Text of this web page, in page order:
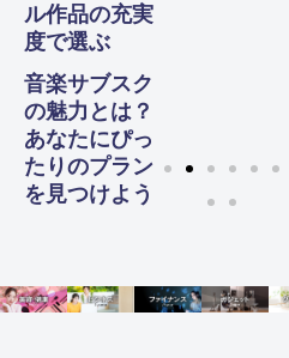
ル作品の充実
度で選ぶ
音楽サブスク
の魅力とは？
あなたにぴっ
たりのプラン
を見つけよう